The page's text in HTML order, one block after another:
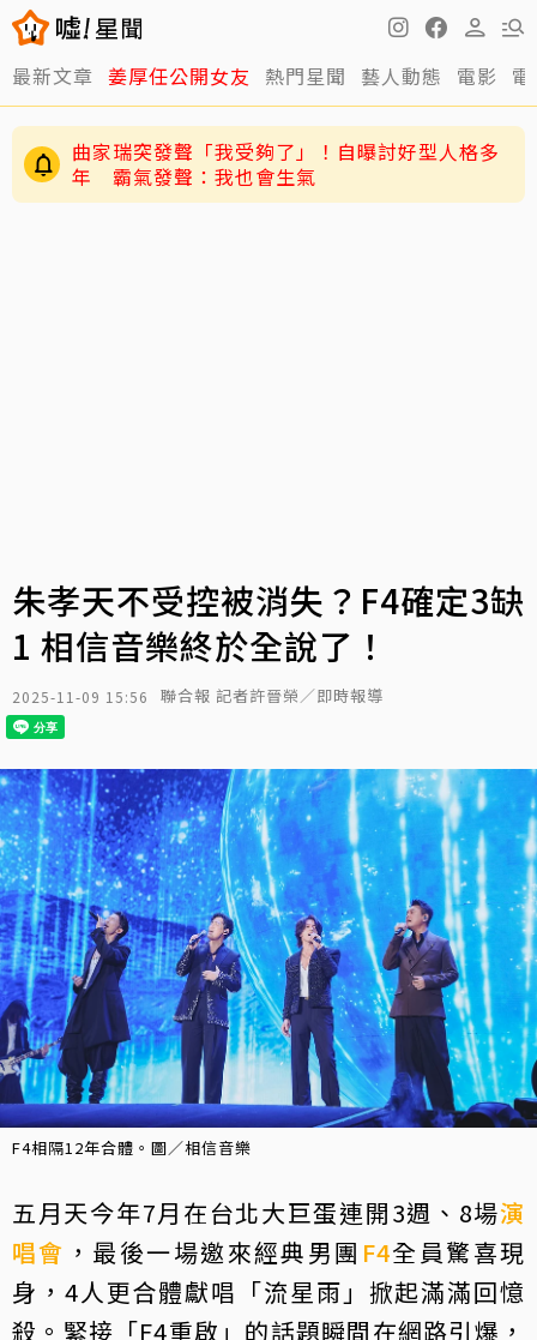
最新文章 姜厚任公開女友 熱門星聞 藝人動態 電影
曲家瑞突發聲「我受夠了」！自曝討好型人格多
年 霸氣發聲：我也會生氣
朱孝天不受控被消失？F4確定3缺
1 相信音樂終於全說了！
2025-11-09 15:56 聯合報 記者許晉榮／即時報導
F4相隔12年合體。圖／相信音樂
五月天今年7月在台北大巨蛋連開3週、8場演
唱會 ，最後一場邀來經典男團 F4全員驚喜現
身，4人更合體獻唱「流星雨」掀起滿滿回憶
殺。緊接「F4重啟」的話題瞬間在網路引爆，